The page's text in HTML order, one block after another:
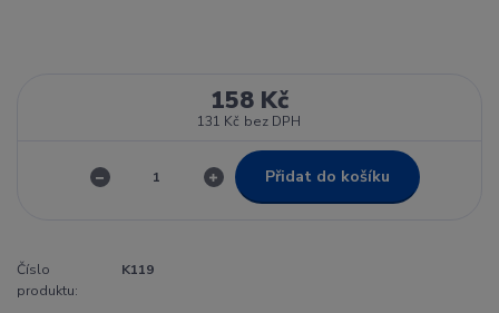
158 Kč
131 Kč bez DPH
Přidat do košíku
Číslo
produktu:
K119